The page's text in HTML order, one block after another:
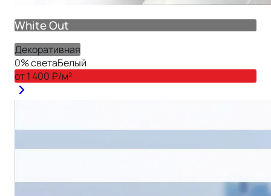
White Out
Декоративная
0% светаБелый
от1 400 ₽/м²